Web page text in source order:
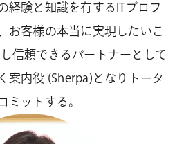
経験と知識を有するITプロフ
お客様の本当に実現したいこ
信頼できるパートナーとして
案内役 (Sherpa)となりトータ
ミットする。